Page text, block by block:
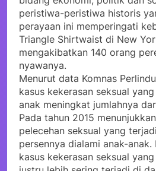
peristiwa-peristiwa historis
perayaan ini memperingati
Triangle Shirtwaist di New
mengakibatkan 140 orang
nyawanya.
Menurut data Komnas
kasus kekerasan seksual
anak meningkat jumlahnya
Pada tahun 2015
pelecehan seksual yang
persennya dialami anak-anak.
kasus kekerasan seksual